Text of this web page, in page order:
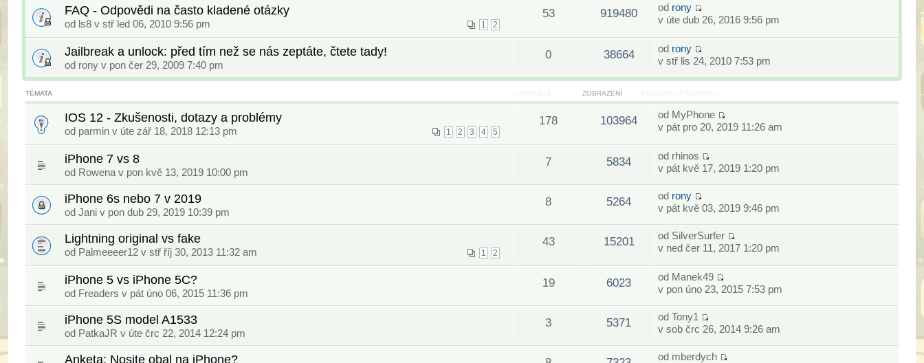
FAQ - Odpovědi na často kladené otázky
1 2
od ls8 v stř led 06, 2010 9:56 pm
53 919480 od rony
v úte dub 26, 2016 9:56 pm
Jailbreak a unlock: před tím než se nás zeptáte, čtete tady!
od rony v pon čer 29, 2009 7:40 pm
0 38664 od rony
v stř lis 24, 2010 7:53 pm
TÉMATA ZOBRAZENÍ
IOS 12 - Zkušenosti, dotazy a problémy
1 2 3 4 5
od parmin v úte zář 18, 2018 12:13 pm
178 103964 od MyPhone
v pát pro 20, 2019 11:26 am
iPhone 7 vs 8
od Rowena v pon kvě 13, 2019 10:00 pm
7 5834 od rhinos
v pát kvě 17, 2019 1:20 pm
iPhone 6s nebo 7 v 2019
od Jani v pon dub 29, 2019 10:39 pm
8 5264 od rony
v pát kvě 03, 2019 9:46 pm
Lightning original vs fake
1 2
od Palmeeeer12 v stř říj 30, 2013 11:32 am
43 15201 od SilverSurfer
v ned čer 11, 2017 1:20 pm
iPhone 5 vs iPhone 5C?
od Freaders v pát úno 06, 2015 11:36 pm
19 6023 od Manek49
v pon úno 23, 2015 7:53 pm
iPhone 5S model A1533
od PatkaJR v úte črc 22, 2014 12:24 pm
3 5371 odTony1
v sob črc 26, 2014 9:26 am
Anketa: Nosite obal na iPhone? od mberdych